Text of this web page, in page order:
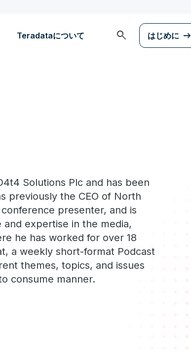
Teradataについて search はじめに
Solutions Plc and has been
previously the CEO of North
presenter, and is
expertise in the media,
he has worked for over 18
a weekly short-format Podcast
themes, topics, and issues
consume manner.